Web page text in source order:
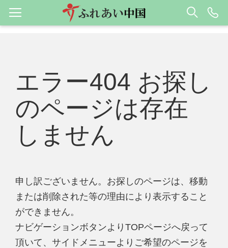
エラー404 お探し
のページは存在
しません
申し訳ございません。お探しのページは、移動
または削除された等の理由により表示すること
ができません。
ナビゲーションボタンよりTOPページへ戻って
頂いて、サイドメニューよりご希望のページを